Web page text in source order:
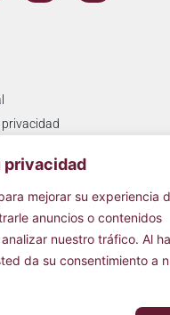
privacidad
mejorar su experiencia
anuncios o contenidos
nuestro tráfico. Al
da su consentimiento a
de litigios
SimarroTodos los derechos